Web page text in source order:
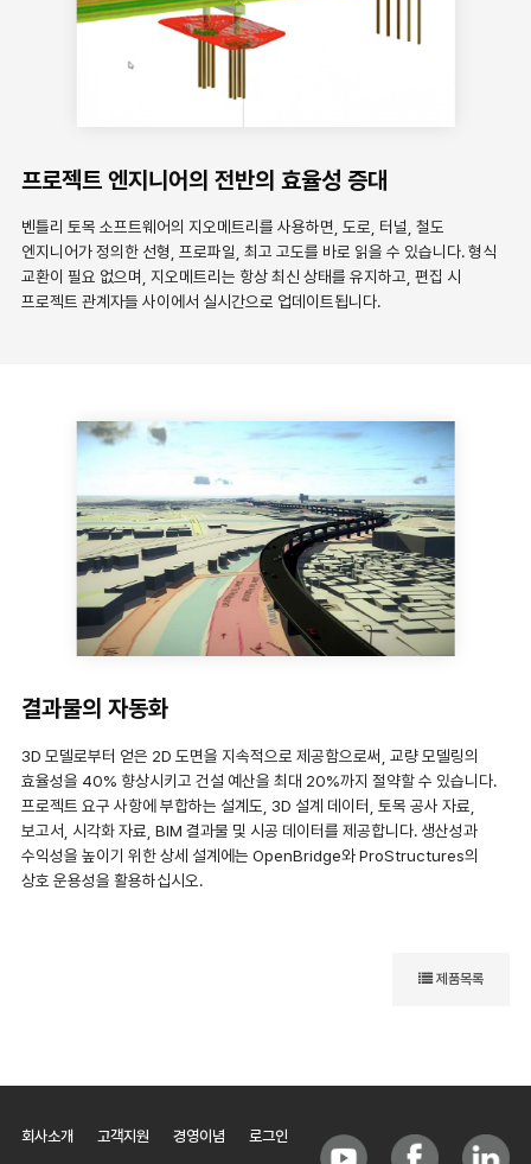
프로젝트 엔지니어의 전반의 효율성 증대
벤틀리 토목 소프트웨어의 지오메트리를 사용하면, 도로, 터널, 철도
엔지니어가 정의한 선형, 프로파일, 최고 고도를 바로 읽을 수 있습니다. 형식
교환이 필요 없으며, 지오메트리는 항상 최신 상태를 유지하고, 편집 시
프로젝트 관계자들 사이에서 실시간으로 업데이트됩니다.
결과물의 자동화
3D 모델로부터 얻은 2D 도면을 지속적으로 제공함으로써, 교량 모델링의
효율성을 40% 향상시키고 건설 예산을 최대 20%까지 절약할 수 있습니다.
프로젝트 요구 사항에 부합하는 설계도, 3D 설계 데이터, 토목 공사 자료,
보고서, 시각화 자료, BIM 결과물 및 시공 데이터를 제공합니다. 생산성과
수익성을 높이기 위한 상세 설계에는 OpenBridge와 ProStructures의
상호 운용성을 활용하십시오.
제품목록
회사소개 고객지원 경영이념 로그인